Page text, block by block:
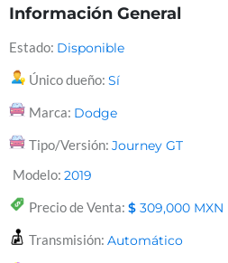
Información General
Estado: Disponible
Único dueño: Sí
Marca: Dodge
Tipo/Versión: Journey GT
Modelo: 2019
Precio de Venta: $ 309,000 MXN
Transmisión: Automático